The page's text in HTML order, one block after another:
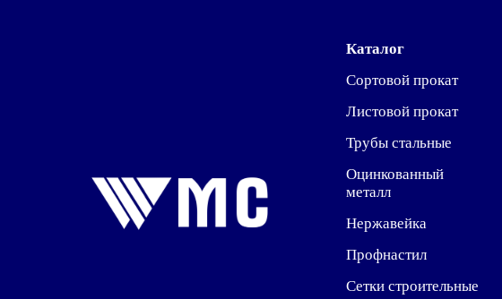
Каталог
Сортовой прокат
Листовой прокат
Трубы стальные
Оцинкованный
металл
Нержавейка
Профнастил
Сетки строительные